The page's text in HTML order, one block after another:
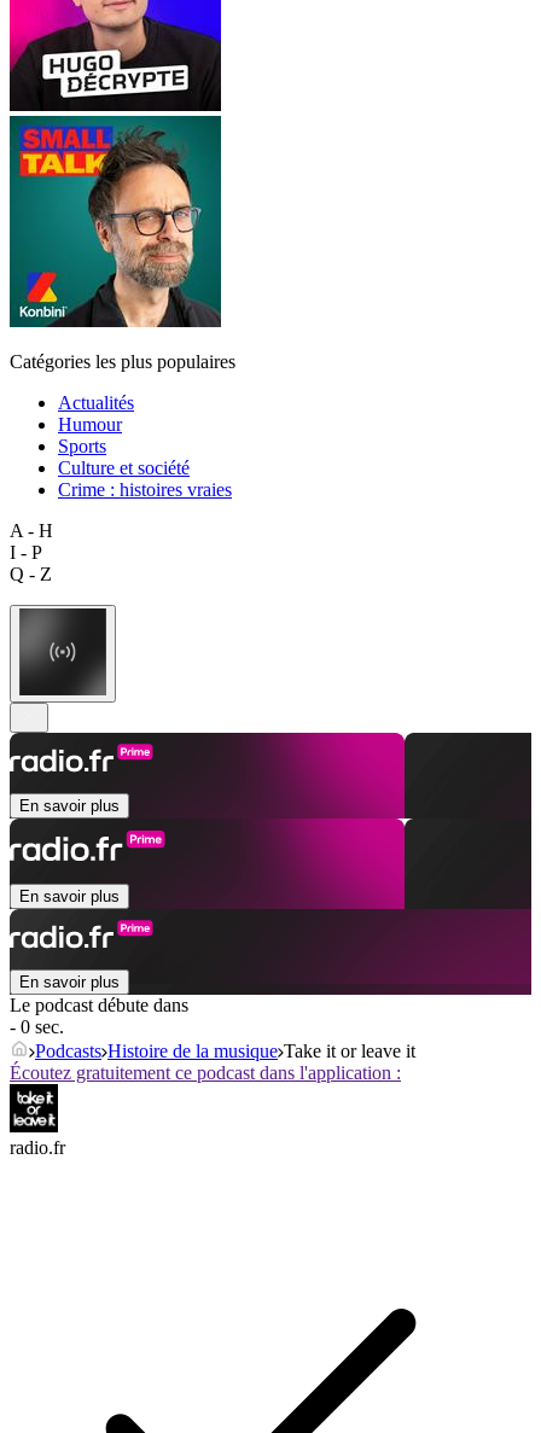
Catégories les plus populaires
Actualités
Humour
Sports
Culture et société
Crime : histoires vraies
A - H
I - P
Q - Z
En savoir plus
En savoir plus
En savoir plus
Le podcast débute dans
- 0 sec.
Podcasts Histoire de la musique Take it or leave it
Écoutez gratuitement ce podcast dans l'application :
radio.fr